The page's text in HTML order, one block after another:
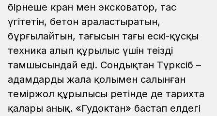
бірнеше кран мен эксковатор, тас
үгітетін, бетон араластыратын,
бұрғылайтын, тағысын тағы ескі-құсқы
техника алып құрылыс үшін теңіздің
тамшысындай еді. Сондықтан Түрксіб –
адамдардың жалаң қолымен салынған
теміржол құрылысы ретінде де тарихта
қалары анық. «Гудоктан» бастап елдегі